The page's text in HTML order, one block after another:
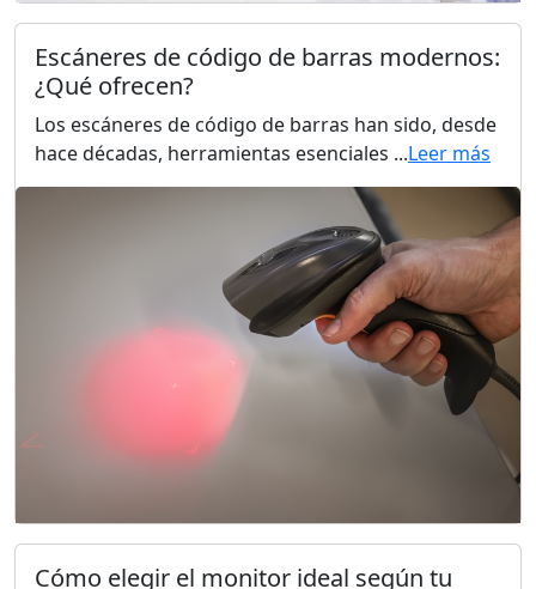
Escáneres de código de barras modernos:
¿Qué ofrecen?
Los escáneres de código de barras han sido, desde
hace décadas, herramientas esenciales ...Leer más
Cómo elegir el monitor ideal según tu